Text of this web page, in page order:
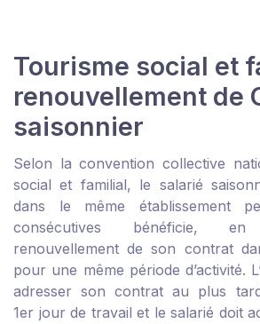
Tourisme social et
renouvellement de
saisonnier
Selon la convention collective
social et familial, le salarié
dans le même établissement
consécutives bénéficie,
renouvellement de son contrat
pour une même période d’activité.
adresser son contrat au plus
1er jour de travail et le salarié doit